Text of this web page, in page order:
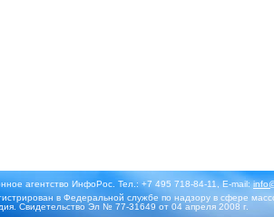
агентство ИнфоРос. Тел.: +7 495 718-84-11, E-mail:
в Федеральной службе по надзору в сфере
Свидетельство Эл № 77-31649 от 04 апреля 2008 г.